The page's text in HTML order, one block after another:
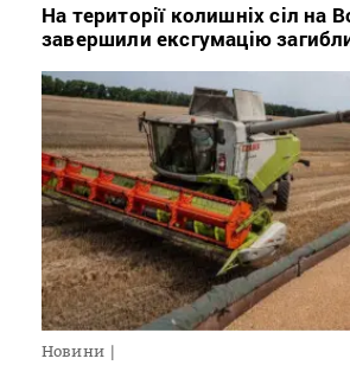
На території колишніх сіл на
завершили ексгумацію
Новини